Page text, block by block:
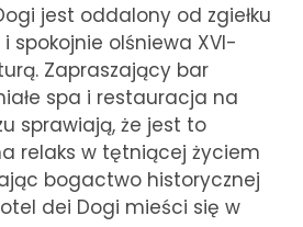
jest oddalony od zgiełku
i spokojnie olśniewa XVI-
Zapraszający bar
spa i restauracja na
sprawiają, że jest to
relaks w tętniącej życiem
bogactwo historycznej
dei Dogi mieści się w